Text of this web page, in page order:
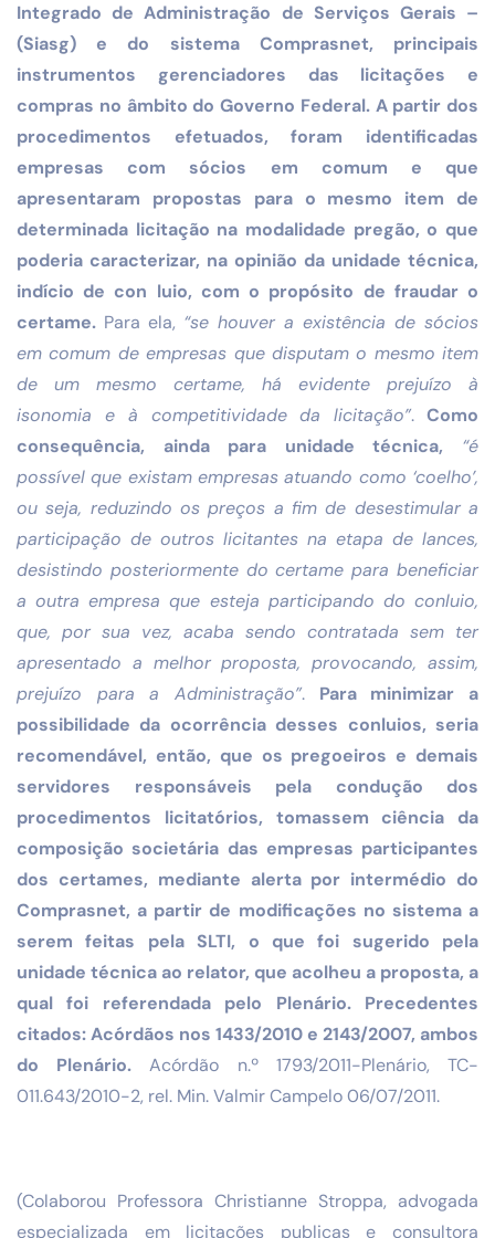
Integrado de Administração de Serviços Gerais –
(Siasg) e do sistema Comprasnet, principais
instrumentos gerenciadores das licitações e
compras no âmbito do Governo Federal. A partir dos
procedimentos efetuados, foram identificadas
empresas com sócios em comum e que
apresentaram propostas para o mesmo item de
determinada licitação na modalidade pregão, o que
poderia caracterizar, na opinião da unidade técnica,
indício de con luio, com o propósito de fraudar o
certame. Para ela, “se houver a existência de sócios
em comum de empresas que disputam o mesmo item
de um mesmo certame, há evidente prejuízo à
isonomia e à competitividade da licitação”. Como
consequência, ainda para unidade técnica,
“é
possível que existam empresas atuando como ‘coelho’,
ou seja, reduzindo os preços a fim de desestimular a
participação de outros licitantes na etapa de lances,
desistindo posteriormente do certame para beneficiar
a outra empresa que esteja participando do conluio,
que, por sua vez, acaba sendo contratada sem ter
apresentado a melhor proposta, provocando, assim,
prejuízo para a Administração”. Para minimizar a
possibilidade da ocorrência desses conluios, seria
recomendável, então, que os pregoeiros e demais
servidores responsáveis pela condução dos
procedimentos licitatórios, tomassem ciência da
composição societária das empresas participantes
dos certames, mediante alerta por intermédio do
Comprasnet, a partir de modificações no sistema a
serem feitas pela SLTI, o que foi sugerido pela
unidade técnica ao relator, que acolheu a proposta, a
qual foi referendada pelo Plenário. Precedentes
citados: Acórdãos nos 1433/2010 e 2143/2007, ambos
do Plenário. Acórdão n.º 1793/2011-Plenário, TC-
011.643/2010-2, rel. Min. Valmir Campelo 06/07/2011.
(Colaborou Professora Christianne Stroppa, advogada
especializada em licitações publicas e consultora